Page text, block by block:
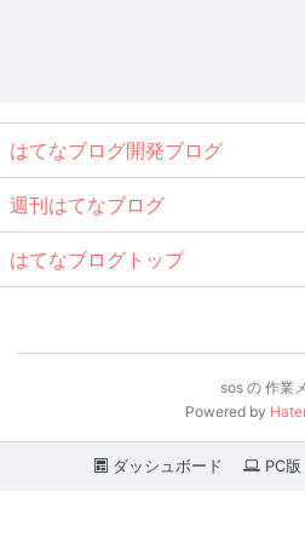
はてなブログ開発ブログ
週刊はてなブログ
はてなブログトップ
sos の 作業
Powered by
ダッシュボード PC版